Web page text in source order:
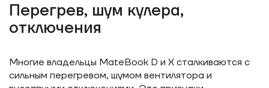
Перегрев, шум кулера,
отключения
Многие владельцы MateBook D и X сталкиваются с
сильным перегревом, шумом вентилятора и